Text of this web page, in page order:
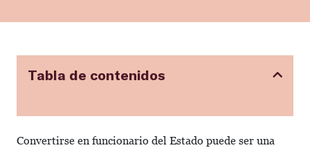
Tabla de contenidos
Convertirse en funcionario del Estado puede ser una